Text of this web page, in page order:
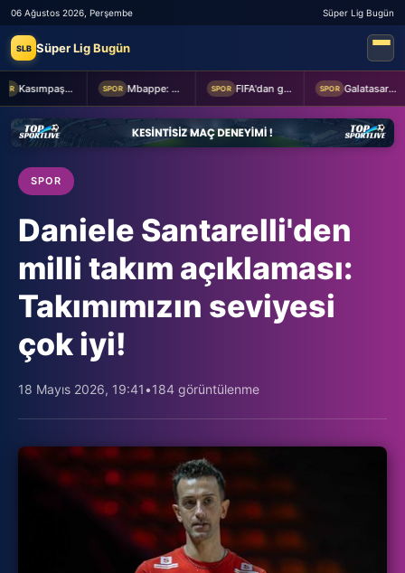
06 Ağustos 2026, Perşembe Süper Lig Bugün
SLB Süper Lig Bugün
Kasımpaşa ile Hull City hazırlık maçında berabere kaldı SPOR Mbappe: Bahis reklamlarında oynamam SPOR FIFA'dan geri adım SPOR Galatasaray taraftarından yönetime transfer tepkisi!
SPOR
Daniele Santarelli'den
milli takım açıklaması:
Takımımızın seviyesi
çok iyi!
18 Mayıs 2026, 19:41•184 görüntülenme